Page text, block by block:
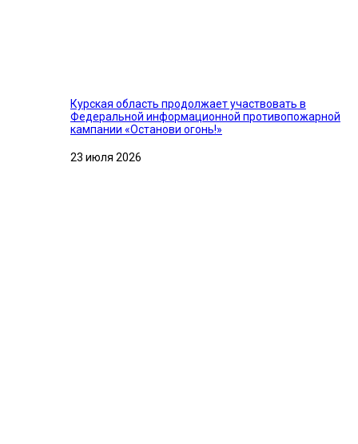
Курская область продолжает участвовать в
Федеральной информационной противопожарной
кампании «Останови огонь!»
23 июля 2026